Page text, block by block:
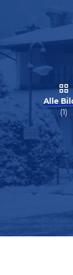
Alle
(1)